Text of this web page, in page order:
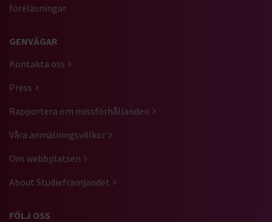
föreläsningar.
GENVÄGAR
Kontakta oss
Press
Rapportera om missförhållanden
Våra anmälningsvillkor
Om webbplatsen
About Studiefrämjandet
FÖLJ OSS